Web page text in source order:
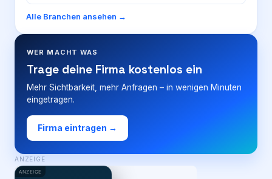
Alle Branchen ansehen →
WER MACHT WAS
Trage deine Firma kostenlos ein
Mehr Sichtbarkeit, mehr Anfragen – in wenigen Minuten
eingetragen.
Firma eintragen →
ANZEIGE
ANZEIGE